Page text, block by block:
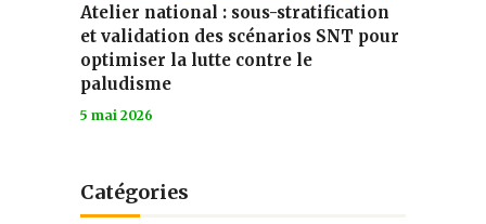
Atelier national : sous-stratification
et validation des scénarios SNT pour
optimiser la lutte contre le
paludisme
5 mai 2026
Catégories